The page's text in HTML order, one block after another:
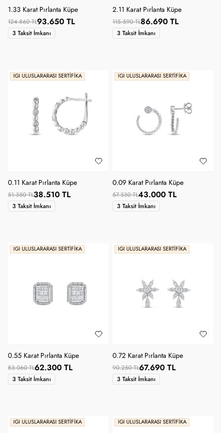
1.33 Karat Pırlanta Küpe
124.860 TL93.650 TL
3 Taksit İmkanı
2.11 Karat Pırlanta Küpe
115.590 TL86.690 TL
3 Taksit İmkanı
IGI ULUSLARARASI SERTIFIKA
0.11 Karat Pırlanta Küpe
51.350 TL38.510 TL
3 Taksit İmkanı
IGI ULUSLARARASI SERTIFIKA
0.09 Karat Pırlanta Küpe
57.330 TL43.000 TL
3 Taksit İmkanı
IGI ULUSLARARASI SERTIFIKA
0.55 Karat Pırlanta Küpe
83.060 TL62.300 TL
3 Taksit İmkanı
IGI ULUSLARARASI SERTIFIKA
0.72 Karat Pırlanta Küpe
90.250 TL67.690 TL
3 Taksit İmkanı
IGI ULUSLARARASI SERTIFIKA IGI ULUSLARARASI SERTIFIKA